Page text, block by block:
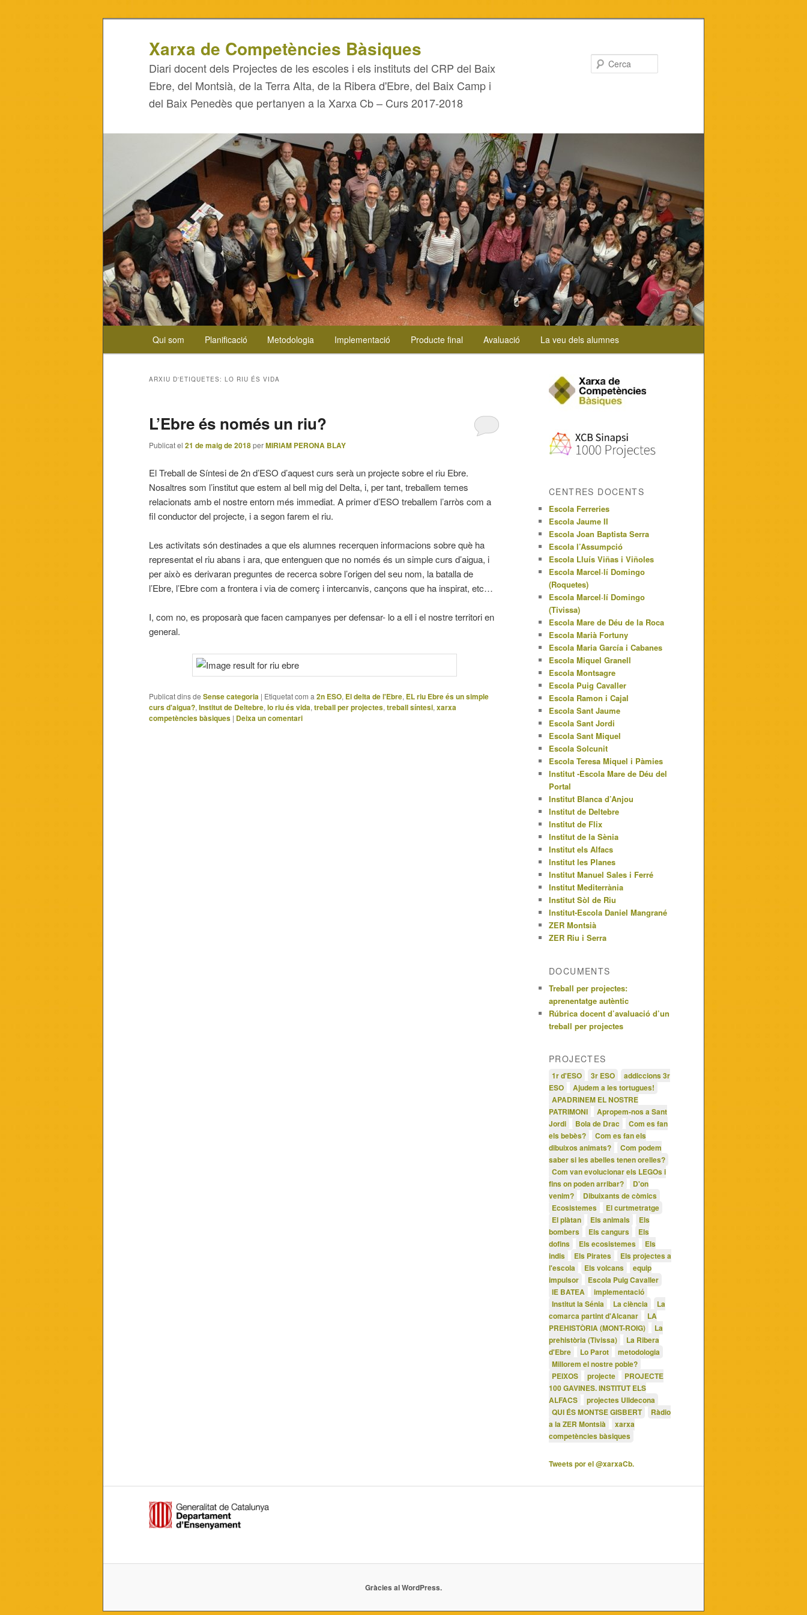
Xarxa de Competències Bàsiques
Diari docent dels Projectes de les escoles i els instituts del CRP del Baix
Ebre, del Montsià, de la Terra Alta, de la Ribera d'Ebre, del Baix Camp i
del Baix Penedès que pertanyen a la Xarxa Cb – Curs 2017-2018
Aneu
principal
Aneu
secundari
Qui som Planificació Metodologia Implementació Producte final Avaluació La veu dels alumnes
ARXIU D'ETIQUETES: LO RIU ÉS VIDA
L’Ebre és només un riu?
Publicat el 21 de maig de 2018perMIRIAM PERONA BLAY
El Treball de Síntesi de 2n d’ESO d’aquest curs serà un projecte sobre el riu Ebre.
Nosaltres som l’institut que estem al bell mig del Delta, i, per tant, treballem temes
relacionats amb el nostre entorn més immediat. A primer d’ESO treballem l’arròs com a
fil conductor del projecte, i a segon farem el riu.
Les activitats són destinades a que els alumnes recerquen informacions sobre què ha
representat el riu abans i ara, que entenguen que no només és un simple curs d’aigua, i
per això es derivaran preguntes de recerca sobre l’origen del seu nom, la batalla de
l’Ebre, l’Ebre com a frontera i via de comerç i intercanvis, cançons que ha inspirat, etc…
I, com no, es proposarà que facen campanyes per defensar- lo a ell i el nostre territori en
general.
Publicat dins de Sense categoria | Etiquetat com a 2n ESO, El delta de l'Ebre, EL riu Ebre és un simple
curs d'aigua?, Institut de Deltebre, lo riu és vida, treball per projectes, treball síntesi, xarxa
competències bàsiques | Deixa un comentari
CENTRES DOCENTS
Escola Ferreries
Escola Jaume II
Escola Joan Baptista Serra
Escola l’Assumpció
Escola Lluís Viñas i Viñoles
Escola Marcel·lí Domingo
(Roquetes)
Escola Marcel·lí Domingo
(Tivissa)
Escola Mare de Déu de la Roca
Escola Marià Fortuny
Escola Maria García i Cabanes
Escola Miquel Granell
Escola Montsagre
Escola Puig Cavaller
Escola Ramon i Cajal
Escola Sant Jaume
Escola Sant Jordi
Escola Sant Miquel
Escola Solcunit
Escola Teresa Miquel i Pàmies
Institut -Escola Mare de Déu del
Portal
Institut Blanca d’Anjou
Institut de Deltebre
Institut de Flix
Institut de la Sènia
Institut els Alfacs
Institut les Planes
Institut Manuel Sales i Ferré
Institut Mediterrània
Institut Sòl de Riu
Institut-Escola Daniel Mangrané
ZER Montsià
ZER Riu i Serra
DOCUMENTS
Treball per projectes:
aprenentatge autèntic
Rúbrica docent d’avaluació d’un
treball per projectes
PROJECTES
1r d'ESO 3r ESO
addiccions 3r
ESO
Ajudem a les tortugues!
APADRINEM EL NOSTRE
PATRIMONI
Apropem-nos a Sant
Jordi
Bola de Drac
Com es fan
els bebès?
Com es fan els
dibuixos animats?
Com podem
saber si les abelles tenen orelles?
Com van evolucionar els LEGOs i
fins on poden arribar?
D'on
venim?
Dibuixants de còmics
Ecosistemes
El curtmetratge
El plàtan
Els animals
Els
bombers
Els cangurs
Els
dofins
Els ecosistemes
Els
indis
Els Pirates
Els projectes a
l'escola
Els volcans
equip
impulsor
Escola Puig Cavaller
IE BATEA
implementació
Institut la Sénia
La ciència
La
comarca partint d'Alcanar
LA
PREHISTÒRIA (MONT-ROIG)
La
prehistòria (Tivissa)
La Ribera
d'Ebre
Lo Parot
metodologia
Millorem el nostre poble?
PEIXOS
projecte
PROJECTE
100 GAVINES. INSTITUT ELS
ALFACS
projectes Ulldecona
QUI ÉS MONTSE GISBERT
Ràdio
a la ZER Montsià
xarxa
competències bàsiques
Tweets por el @xarxaCb.
Gràcies al WordPress.